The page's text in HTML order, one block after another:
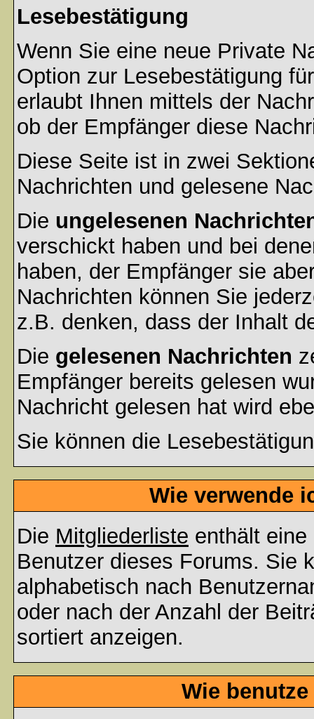
Lesebestätigung
Wenn Sie eine neue Private
Option zur Lesebestätigung
erlaubt Ihnen mittels der
ob der Empfänger diese
Diese Seite ist in zwei
Nachrichten und gelesene
Die ungelesenen
verschickt haben und bei
haben, der Empfänger sie
Nachrichten können Sie
z.B. denken, dass der Inhalt
Die gelesenen Nachrichten
Empfänger bereits gelesen
Nachricht gelesen hat wird
Sie können die
Wie verwende
Die Mitgliederliste enthält
Benutzer dieses Forums. Sie
alphabetisch nach
oder nach der Anzahl der
sortiert anzeigen.
Wie